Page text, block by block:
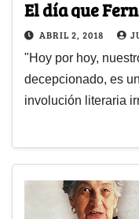
El día que
ABRIL 2, 2018
"Hoy por hoy,
decepcionado, es
involución literaria